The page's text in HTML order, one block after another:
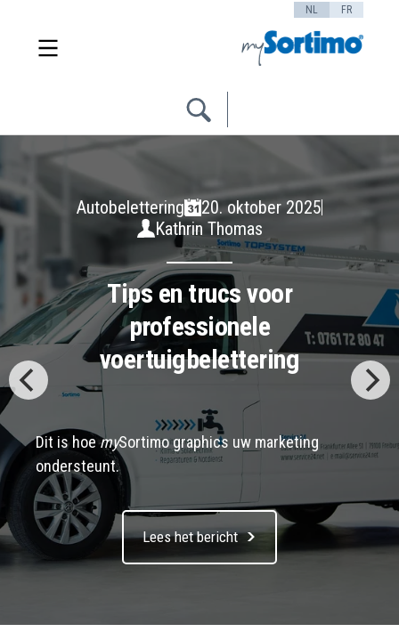
NL FR
Autobelettering
20. oktober 2025
Kathrin Thomas
Tips en trucs voor
professionele
voertuigbelettering
Dit is hoemySortimo graphics uw marketing
ondersteunt.
Lees het bericht